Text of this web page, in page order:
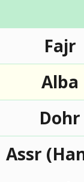
Fajr
Alba
Dohr
Assr